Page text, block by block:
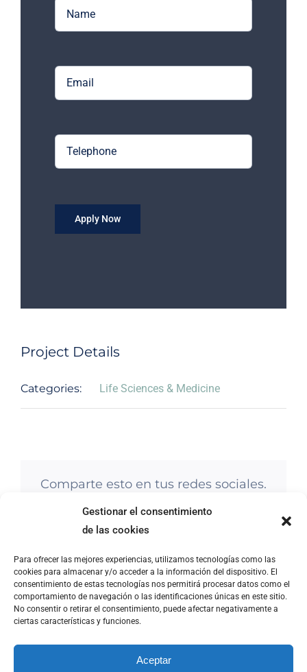
Gestionar el consentimiento
de las cookies
Para ofrecer las mejores experiencias, utilizamos tecnologías como las
cookies para almacenar y/o acceder a la información del dispositivo. El
consentimiento de estas tecnologías nos permitirá procesar datos como el
comportamiento de navegación o las identificaciones únicas en este sitio.
No consentir o retirar el consentimiento, puede afectar negativamente a
ciertas características y funciones.
Aceptar
Apply Now
Project Details
Categories: Life Sciences & Medicine
Comparte esto en tus redes sociales.
FacebookTwitterRedditLinkedInWhatsApp
ILS Innovative Learning Solutions 2023 |Aviso legal| Política de
cookies|Política de privacidad|Política de cancelación|Devolución
y reembolso|Seguridad y protección a compradores